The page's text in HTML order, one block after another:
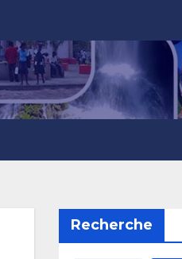
Recherche